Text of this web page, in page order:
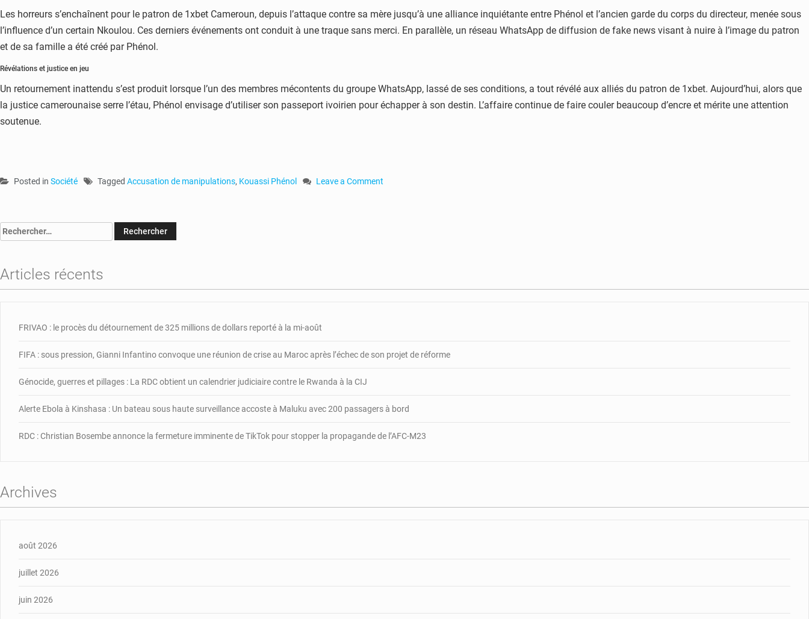
Les horreurs s’enchaînent pour le patron de 1xbet Cameroun, depuis l’attaque contre sa mère jusqu’à une alliance inquiétante entre Phénol et l’ancien garde du corps du directeur, menée sous
l’influence d’un certain Nkoulou. Ces derniers événements ont conduit à une traque sans merci. En parallèle, un réseau WhatsApp de diffusion de fake news visant à nuire à l’image du patron
et de sa famille a été créé par Phénol.
Révélations et justice en jeu
Un retournement inattendu s’est produit lorsque l’un des membres mécontents du groupe WhatsApp, lassé de ses conditions, a tout révélé aux alliés du patron de 1xbet. Aujourd’hui, alors que
la justice camerounaise serre l’étau, Phénol envisage d’utiliser son passeport ivoirien pour échapper à son destin. L’affaire continue de faire couler beaucoup d’encre et mérite une attention
soutenue.
Posted in Société Tagged Accusation de manipulations, Kouassi Phénol
Leave a Comment
est
Kouassi
Rechercher :
Articles récents
FRIVAO : le procès du détournement de 325 millions de dollars reporté à la mi-août
FIFA : sous pression, Gianni Infantino convoque une réunion de crise au Maroc après l’échec de son projet de réforme
Génocide, guerres et pillages : La RDC obtient un calendrier judiciaire contre le Rwanda à la CIJ
Alerte Ebola à Kinshasa : Un bateau sous haute surveillance accoste à Maluku avec 200 passagers à bord
RDC : Christian Bosembe annonce la fermeture imminente de TikTok pour stopper la propagande de l’AFC-M23
Archives
août 2026
juillet 2026
juin 2026